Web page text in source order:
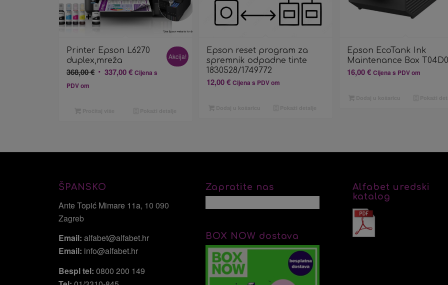
Printer Epson L6270
duplex,mreža
368,00€ Izvorna
337,00€Trenutna
Cijena s
PDV om
Akcija!
Epson reset program za
spremnik odpadne tinte
1830528/1749772
12,00€ Cijena s PDV om
Epson EcoTank Ink
Maintenance Box
16,00€ Cijena s PDV om
ŠPANSKO
Ante Topić Mimare 11a, 10 090
Zagreb
Email: alfabet@alfabet.hr
Email: info@alfabet.hr
Bespl tel: 0800 200 149
Zapratite nas
BOX NOW dostava
Alfabet uredski
katalog